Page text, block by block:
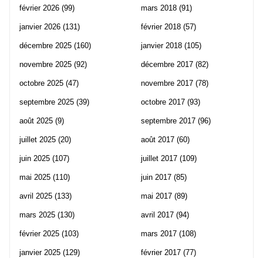
février 2026 (99)
janvier 2026 (131)
décembre 2025 (160)
novembre 2025 (92)
octobre 2025 (47)
septembre 2025 (39)
août 2025 (9)
juillet 2025 (20)
juin 2025 (107)
mai 2025 (110)
avril 2025 (133)
mars 2025 (130)
février 2025 (103)
janvier 2025 (129)
mars 2018 (91)
février 2018 (57)
janvier 2018 (105)
décembre 2017 (82)
novembre 2017 (78)
octobre 2017 (93)
septembre 2017 (96)
août 2017 (60)
juillet 2017 (109)
juin 2017 (85)
mai 2017 (89)
avril 2017 (94)
mars 2017 (108)
février 2017 (77)